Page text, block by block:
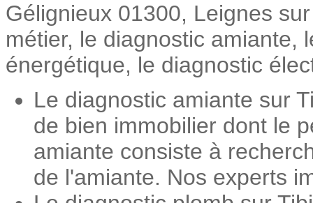
Gélignieux 01300, Leignes
métier, le diagnostic amiante,
énergétique, le diagnostic
Le diagnostic amiante sur
de bien immobilier dont le
amiante consiste à
de l'amiante. Nos experts